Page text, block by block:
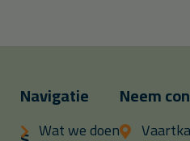
Navigatie
Wat we doen
Neem